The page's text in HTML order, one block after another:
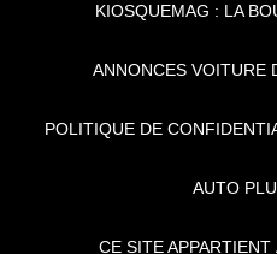
KIOSQUEMAG : LA
ANNONCES VOITURE
POLITIQUE DE
AUTO
CE SITE